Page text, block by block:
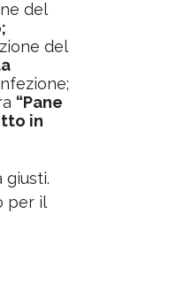
del
del
“Pane
in
giusti.
per il